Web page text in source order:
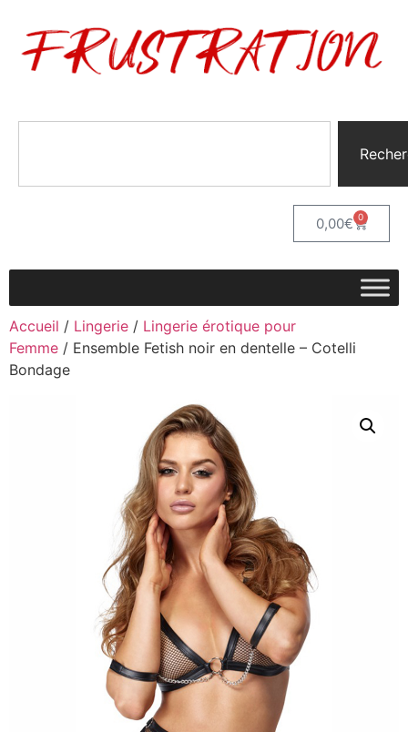
0,00€ 0
Accueil / Lingerie / Lingerie érotique pour
Femme / Ensemble Fetish noir en dentelle – Cotelli
Bondage